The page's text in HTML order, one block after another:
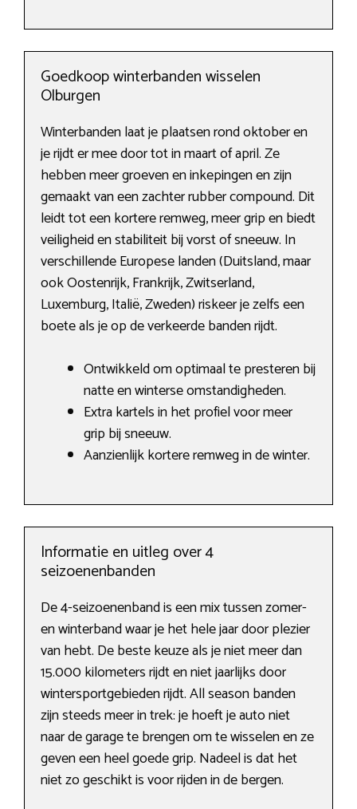
Goedkoop winterbanden wisselen
Olburgen
Winterbanden laat je plaatsen rond oktober en
je rijdt er mee door tot in maart of april. Ze
hebben meer groeven en inkepingen en zijn
gemaakt van een zachter rubber compound. Dit
leidt tot een kortere remweg, meer grip en biedt
veiligheid en stabiliteit bij vorst of sneeuw. In
verschillende Europese landen (Duitsland, maar
ook Oostenrijk, Frankrijk, Zwitserland,
Luxemburg, Italië, Zweden) riskeer je zelfs een
boete als je op de verkeerde banden rijdt.
Ontwikkeld om optimaal te presteren bij
natte en winterse omstandigheden.
Extra kartels in het profiel voor meer
grip bij sneeuw.
Aanzienlijk kortere remweg in de winter.
Informatie en uitleg over 4
seizoenenbanden
De 4-seizoenenband is een mix tussen zomer-
en winterband waar je het hele jaar door plezier
van hebt. De beste keuze als je niet meer dan
15.000 kilometers rijdt en niet jaarlijks door
wintersportgebieden rijdt. All season banden
zijn steeds meer in trek: je hoeft je auto niet
naar de garage te brengen om te wisselen en ze
geven een heel goede grip. Nadeel is dat het
niet zo geschikt is voor rijden in de bergen.